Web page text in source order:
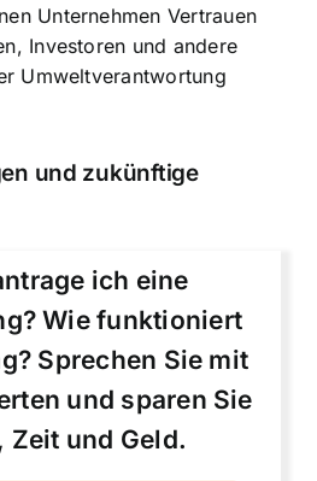
Unternehmen Vertrauen
Investoren und andere
Umweltverantwortung
und zukünftige
ich eine
Wie funktioniert
Sprechen Sie mit
und sparen Sie
Zeit und Geld.